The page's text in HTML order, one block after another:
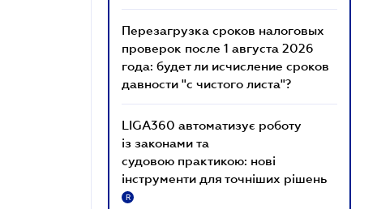
Перезагрузка сроков налоговых
проверок после 1 августа 2026
года: будет ли исчисление сроков
давности "с чистого листа"?
LIGA360 автоматизує роботу
із законами та
судовою практикою: нові
інструменти для точніших рішень
R